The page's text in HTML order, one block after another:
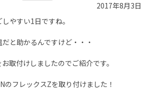
2017年8月3日
やすい1日ですね。
と助かるんですけど・・・
取付けしましたのでご紹介です。
のフレックスZを取り付けました！